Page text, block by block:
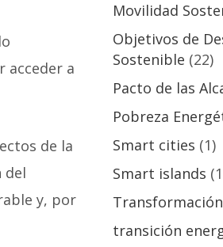
acceder a
de la
del
y, por
Movilidad
Objetivos de
Sostenible (22)
Pacto de las
Pobreza
Smart cities (1)
Smart islands
transición